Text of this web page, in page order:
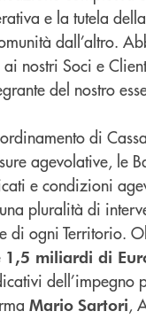
e la tutela
dall’altro.
nostri Soci e
del nostro
di
agevolative, le
e condizioni
pluralità di
di ogni Territorio.
1,5 miliardi di
dell’impegno
Mario Sartori,